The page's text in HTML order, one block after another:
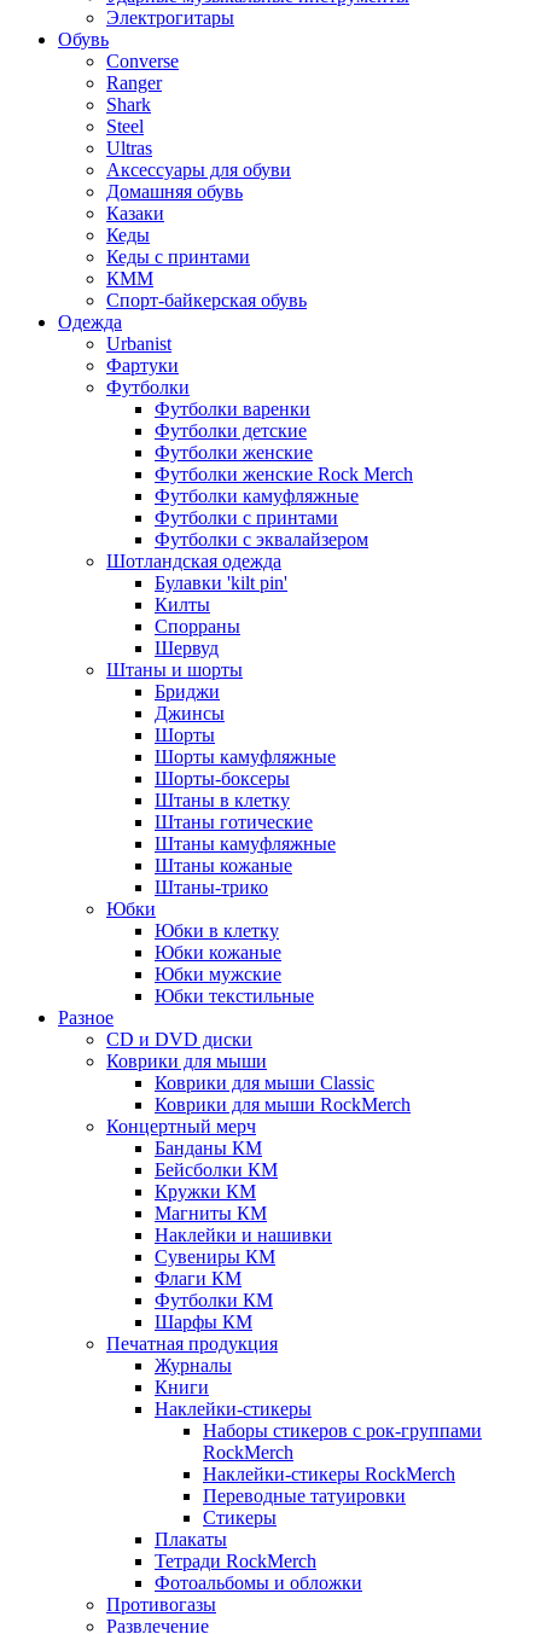
Электрогитары
Обувь
Converse
Ranger
Shark
Steel
Ultras
Аксессуары для обуви
Домашняя обувь
Казаки
Кеды
Кеды с принтами
КММ
Спорт-байкерская обувь
Одежда
Urbanist
Фартуки
Футболки
Футболки варенки
Футболки детские
Футболки женские
Футболки женские Rock Merch
Футболки камуфляжные
Футболки с принтами
Футболки с эквалайзером
Шотландская одежда
Булавки 'kilt pin'
Килты
Спорраны
Шервуд
Штаны и шорты
Бриджи
Джинсы
Шорты
Шорты камуфляжные
Шорты-боксеры
Штаны в клетку
Штаны готические
Штаны камуфляжные
Штаны кожаные
Штаны-трико
Юбки
Юбки в клетку
Юбки кожаные
Юбки мужские
Юбки текстильные
Разное
CD и DVD диски
Коврики для мыши
Коврики для мыши Classic
Коврики для мыши RockMerch
Концертный мерч
Банданы КМ
Бейсболки КМ
Кружки КМ
Магниты КМ
Наклейки и нашивки
Сувениры КМ
Флаги КМ
Футболки КМ
Шарфы КМ
Печатная продукция
Журналы
Книги
Наклейки-стикеры
Наборы стикеров с рок-группами
RockMerch
Наклейки-стикеры RockMerch
Переводные татуировки
Стикеры
Плакаты
Тетради RockMerch
Фотоальбомы и обложки
Противогазы
Развлечение